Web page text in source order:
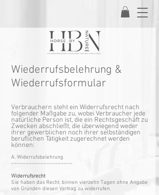
Wiederrufsbelehrung &
Wiederrufsformular
Verbrauchern steht ein Widerrufsrecht nach
folgender Maßgabe zu, wobei Verbraucher jede
natürliche Person ist, die ein Rechtsgeschäft zu
Zwecken abschließt, die überwiegend weder
ihrer gewerblichen noch ihrer selbständigen
beruflichen Tätigkeit zugerechnet werden
können:
A. Widerrufsbelehrung
–––––––––––––––––––––
Widerrufsrecht
Sie haben das Recht, binnen vierzehn Tagen ohne Angabe
von Gründen diesen Vertrag zu widerrufen.